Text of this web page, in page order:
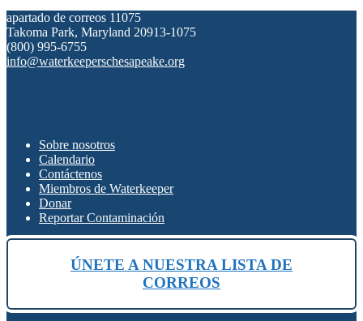
apartado de correos 11075
Takoma Park, Maryland 20913-1075
(800) 995-6755
info@waterkeeperschesapeake.org
Sobre nosotros
Calendario
Contáctenos
Miembros de Waterkeeper
Donar
Reportar Contaminación
ÚNETE A NUESTRA LISTA DE
CORREOS